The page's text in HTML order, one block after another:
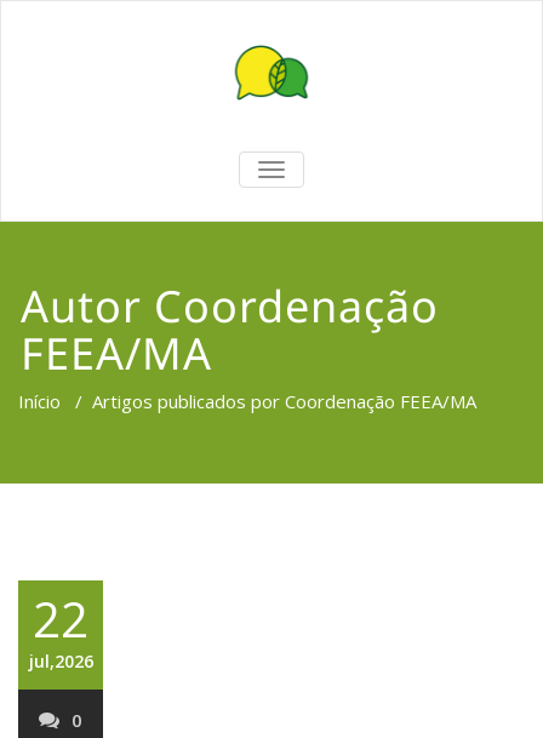
TOGGLE
NAVIGATION
Autor Coordenação
FEEA/MA
Início / Artigos publicados por Coordenação FEEA/MA
22
jul,2026
0